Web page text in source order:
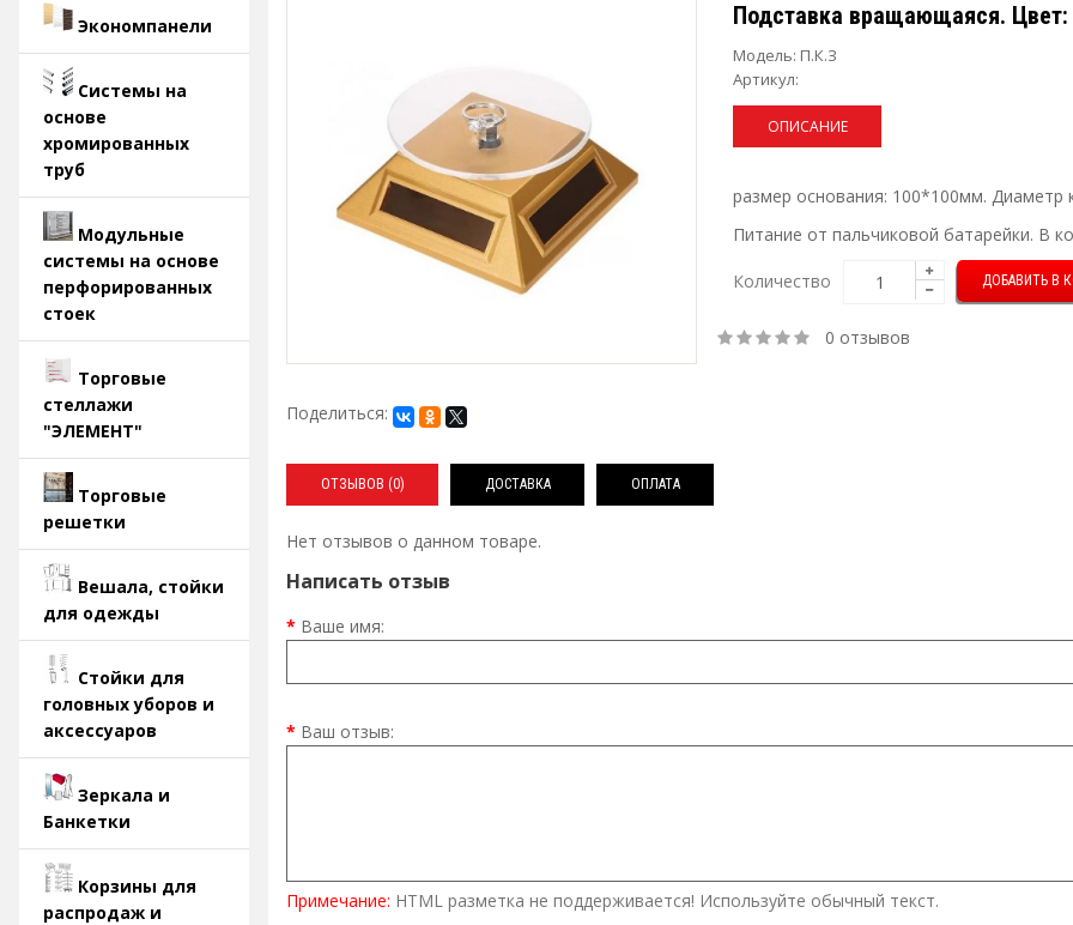
Экономпанели
Системы на
основе
хромированных
труб
Модульные
системы на основе
перфорированных
стоек
Торговые
стеллажи
"ЭЛЕМЕНТ"
Торговые
решетки
Вешала, стойки
для одежды
Стойки для
головных уборов и
аксессуаров
Зеркала и
Банкетки
Корзины для
распродаж и
Подставка вращающаяся. Цвет:
Модель: П.К.З
Артикул:
ОПИСАНИЕ
размер основания: 100*100мм. Диаметр
Питание от пальчиковой батарейки. В
Количество
0 отзывов
Поделиться:
ОТЗЫВОВ (0) ДОСТАВКА ОПЛАТА
Нет отзывов о данном товаре.
Написать отзыв
Ваше имя:
Ваш отзыв:
Примечание: HTML разметка не поддерживается! Используйте обычный текст.